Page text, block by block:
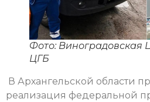
Фото: Виноградовская
ЦГБ
В Архангельской области
реализация федеральной